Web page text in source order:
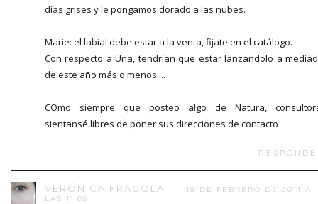
días grises y le pongamos dorado a las nubes.
Marie: el labial debe estar a la venta, fijate en el catálogo.
Con respecto a Una, tendrían que estar lanzandolo a
de este año más o menos....
COmo siempre que posteo algo de Natura,
sientansé libres de poner sus direcciones de contacto
VERÓNICA FRÁGOLA
18 DE FEBRERO DE 2011 A
LAS 11:05